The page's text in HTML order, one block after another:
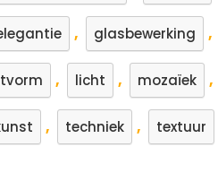
, glasbewerking ,
, licht , mozaïek ,
, techniek , textuur